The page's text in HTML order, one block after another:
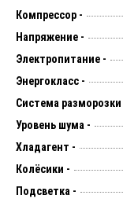
Компрессор -
Напряжение -
Электропитание -
Энергокласс -
Система разморозки
Уровень шума -
Хладагент -
Колёсики -
Подсветка -